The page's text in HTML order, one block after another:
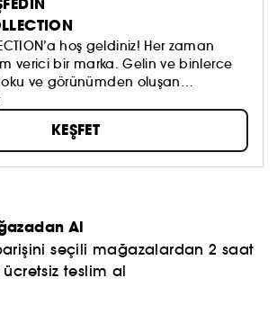
hoş geldiniz! Her zaman
verici bir marka. Gelin ve binlerce
ve görünümden oluşan
keşfedin. Dilediğinizi sürmeye, kendi
oluşturmaya ve hepsinden de
sevmeye çekinmeyin!
#sephoracollection
KEŞFET
Al
seçili mağazalardan 2 saat
teslim al